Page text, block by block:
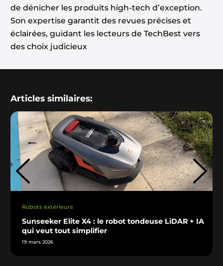
de dénicher les produits high-tech d’exception.
Son expertise garantit des revues précises et
éclairées, guidant les lecteurs de TechBest vers
des choix judicieux
Articles similaires:
Robots extérieurs
Sunseeker Elite X4 : le robot tondeuse LiDAR + IA
qui veut tout simplifier
19 mars 2026